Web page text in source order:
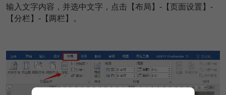
输入文字内容，并选中文字，点击【布局】-【页面设置】-
【分栏】-【两栏】。